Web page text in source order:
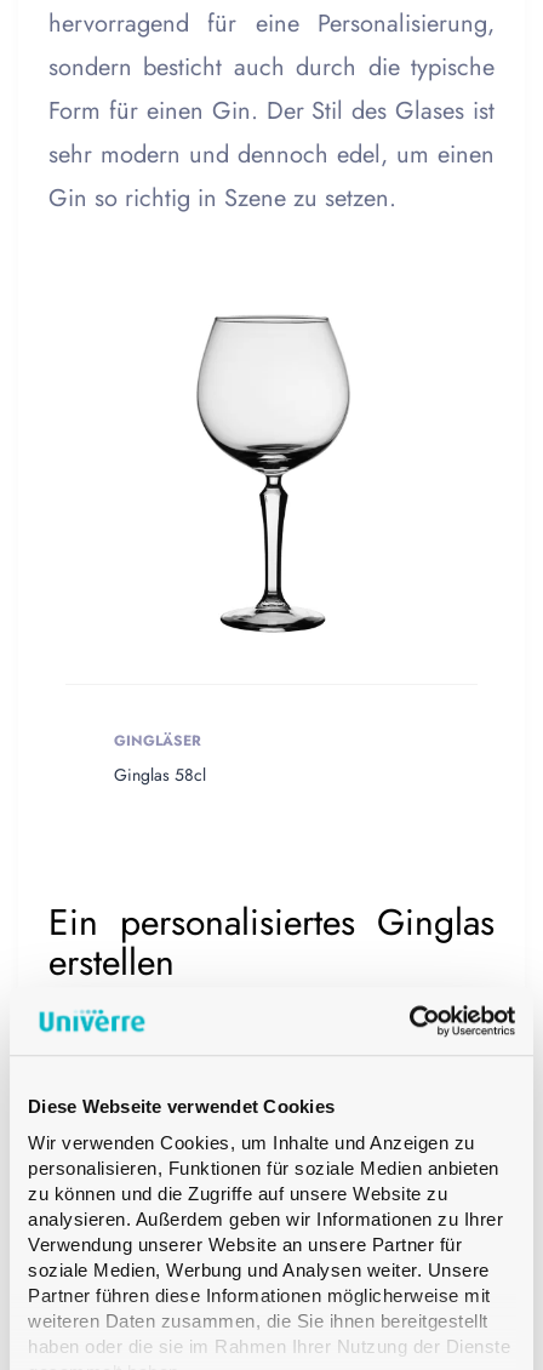
Diese Webseite verwendet Cookies
Wir verwenden Cookies, um Inhalte und Anzeigen zu
personalisieren, Funktionen für soziale Medien anbieten
zu können und die Zugriffe auf unsere Website zu
analysieren. Außerdem geben wir Informationen zu Ihrer
Verwendung unserer Website an unsere Partner für
soziale Medien, Werbung und Analysen weiter. Unsere
Partner führen diese Informationen möglicherweise mit
weiteren Daten zusammen, die Sie ihnen bereitgestellt
haben oder die sie im Rahmen Ihrer Nutzung der Dienste
hervorragend für eine Personalisierung,
sondern besticht auch durch die typische
Form für einen Gin. Der Stil des Glases ist
sehr modern und dennoch edel, um einen
Gin so richtig in Szene zu setzen.
GINGLÄSER
Ginglas 58cl
Ein personalisiertes Ginglas
erstellen
Ein personalisiertes Ginglas wird Ihren Gin
so richtig Eindruck zu schenken. Mit den
verschiedenen Druckmethoden von
Univerre, werden alle Bedürfnisse im
Bereich Design vervollständigt.
Sie können Gingläser im klassischen
Siebdruckverfahren, oder im